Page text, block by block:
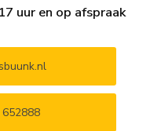
uur en op afspraak